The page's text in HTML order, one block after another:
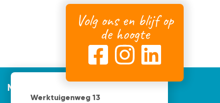
Werktuigenweg 13
Volg ons en blijf op
de hoogte
Mijnvormgever